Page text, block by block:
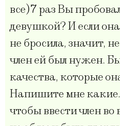
все)7 раз Вы
девушкой? И если
не бросила, значит,
член ей был нужен.
качества, которые
Напишите мне
чтобы ввести член во